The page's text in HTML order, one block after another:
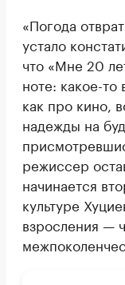
«Погода
устало
что «Мне 20
ноте: какое-
как про кино,
надежды на
режиссер
начинается
культуре
взросления —